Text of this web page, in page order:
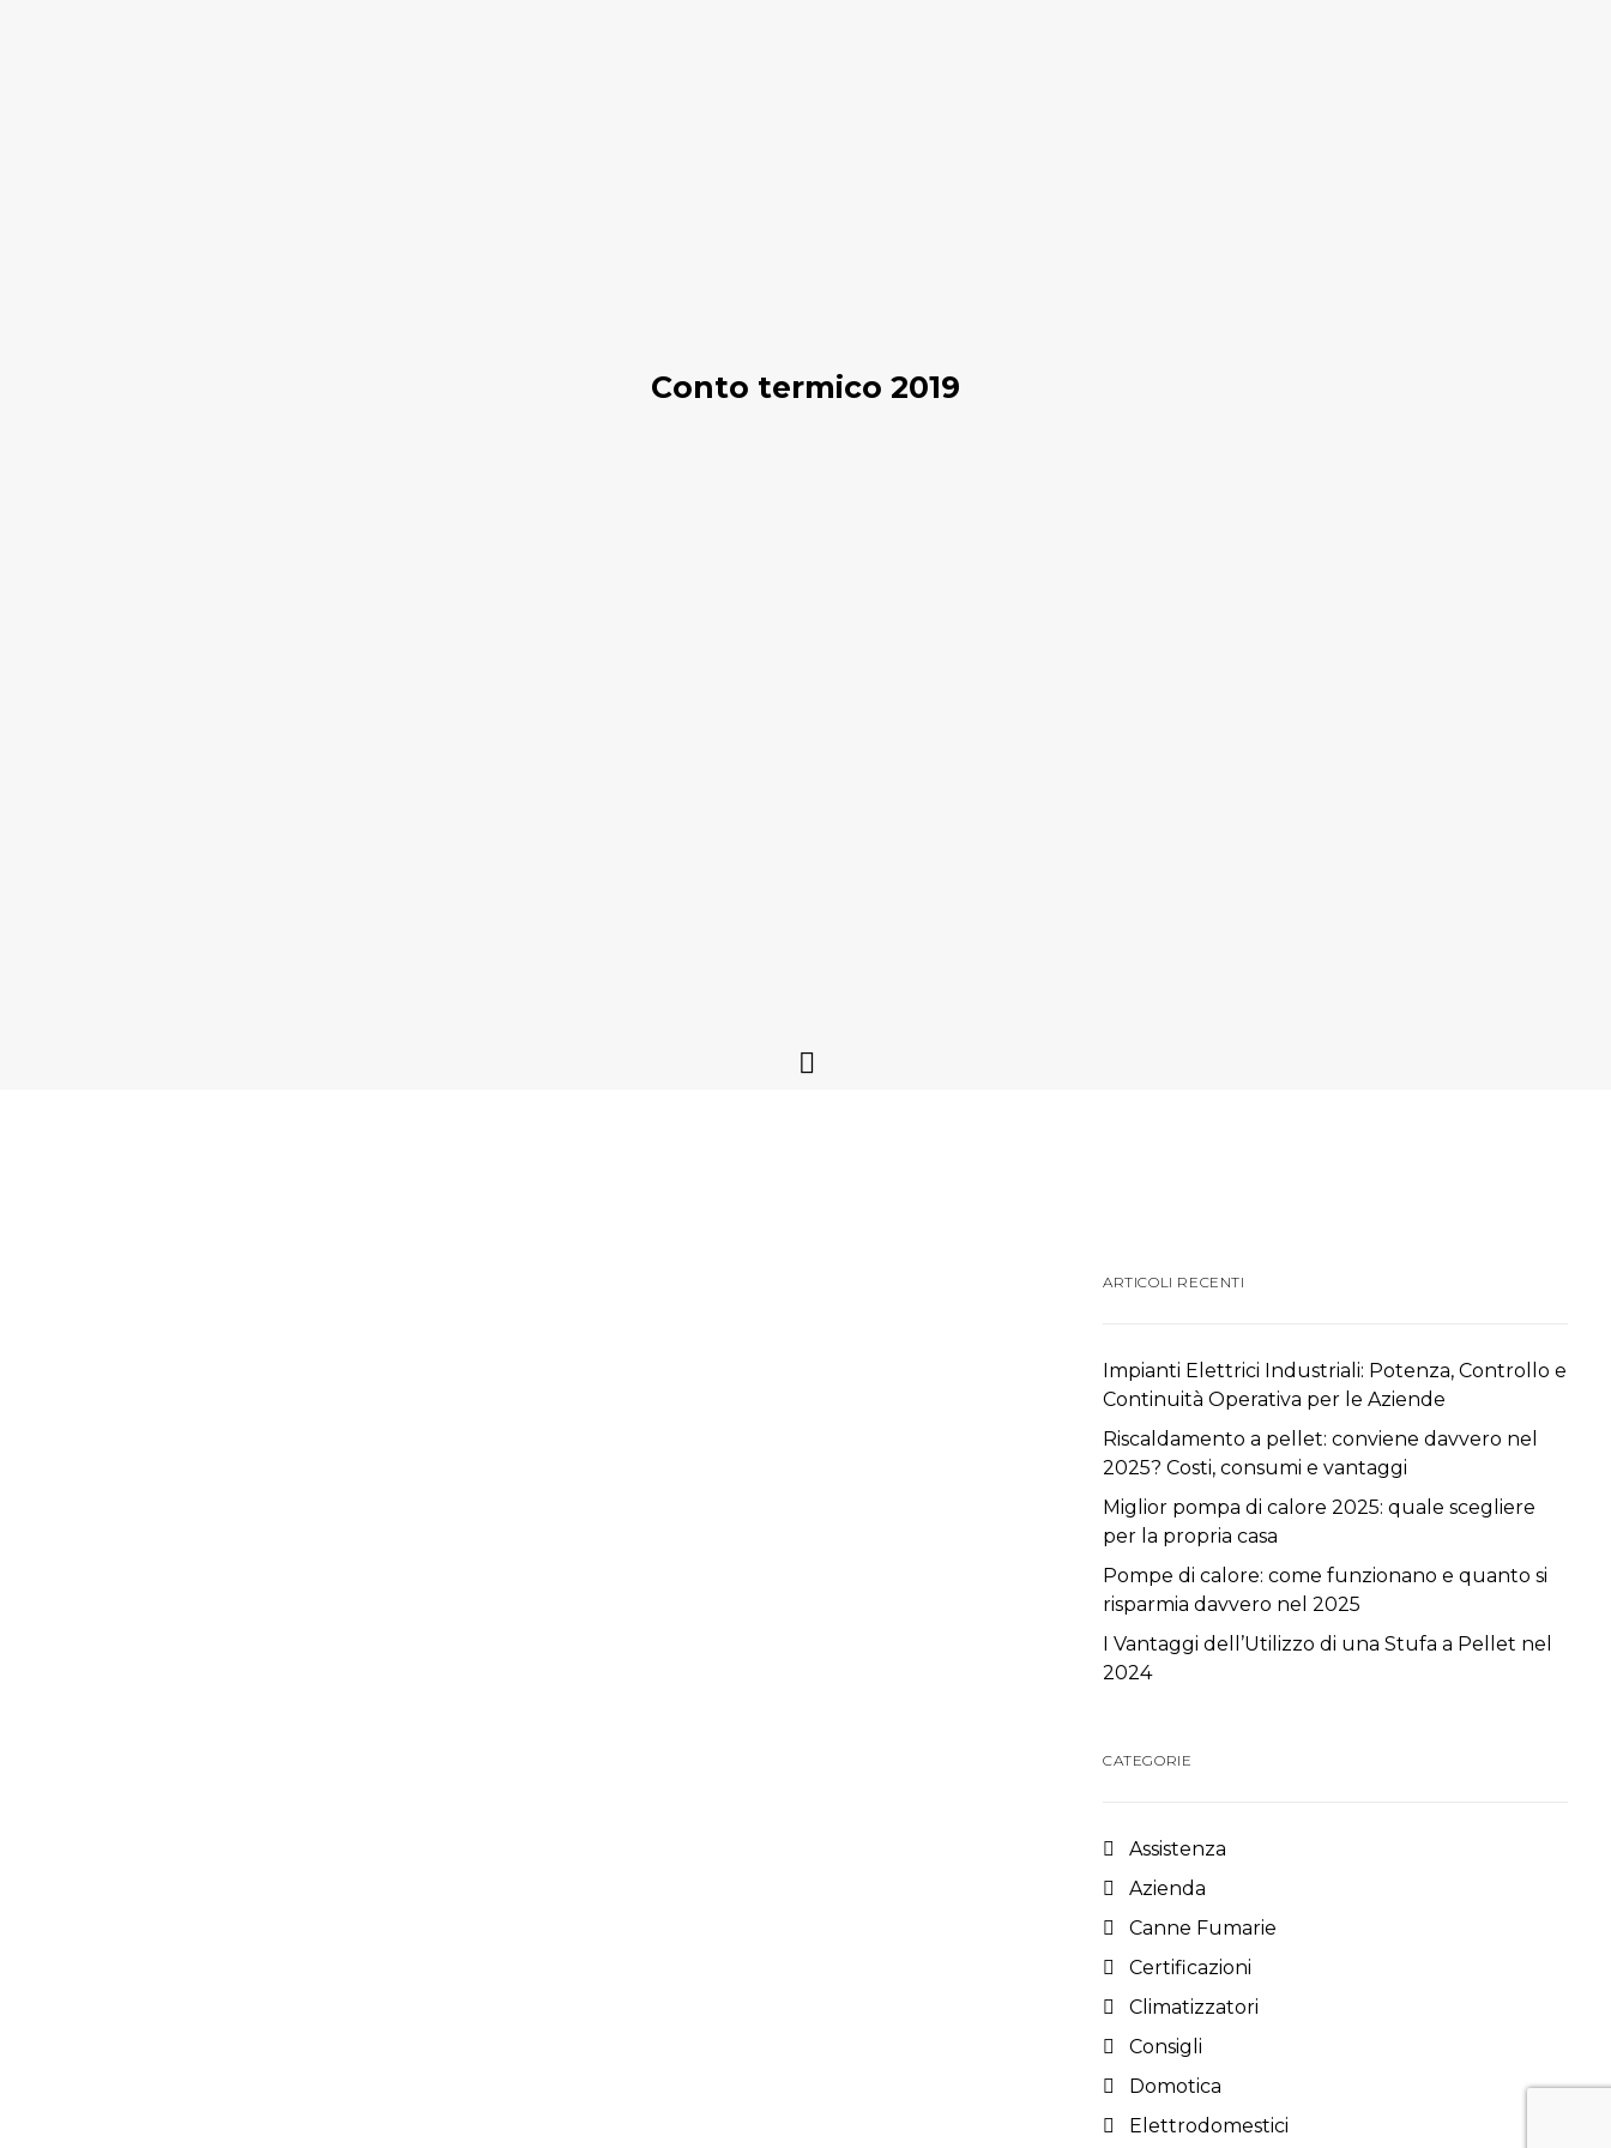
Conto termico 2019
ARTICOLI RECENTI
Impianti Elettrici Industriali: Potenza, Controllo e
Continuità Operativa per le Aziende
Riscaldamento a pellet: conviene davvero nel
2025? Costi, consumi e vantaggi
Miglior pompa di calore 2025: quale scegliere
per la propria casa
Pompe di calore: come funzionano e quanto si
risparmia davvero nel 2025
I Vantaggi dell’Utilizzo di una Stufa a Pellet nel
2024
CATEGORIE
Assistenza
Azienda
Canne Fumarie
Certificazioni
Climatizzatori
Consigli
Domotica
Elettrodomestici